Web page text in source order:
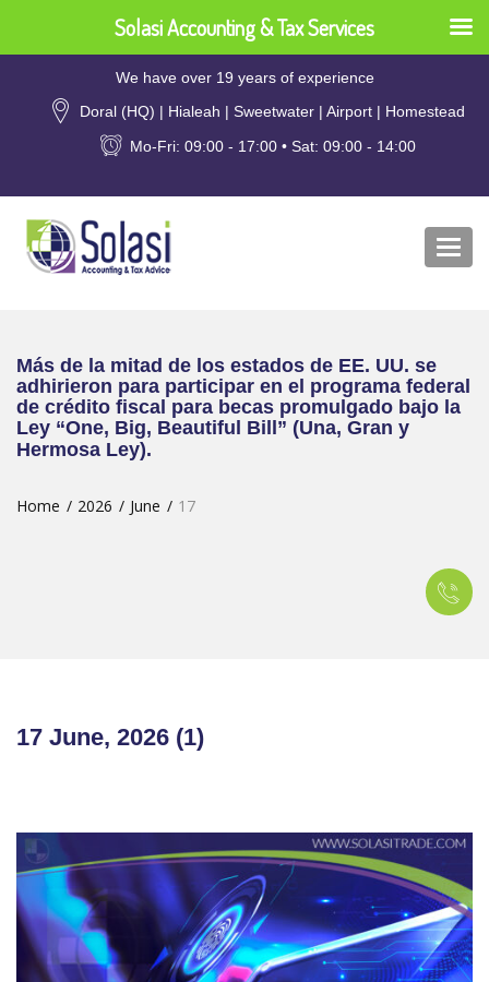
We have over 19 years of experience
Doral (HQ) | Hialeah | Sweetwater | Airport | Homestead
Mo-Fri: 09:00 - 17:00 • Sat: 09:00 - 14:00
Más de la mitad de los estados de EE. UU. se
adhirieron para participar en el programa federal
de crédito fiscal para becas promulgado bajo la
Ley “One, Big, Beautiful Bill” (Una, Gran y
Hermosa Ley).
Home 2026 June 17
17 June, 2026 (1)
Solasi Accounting & Tax Services